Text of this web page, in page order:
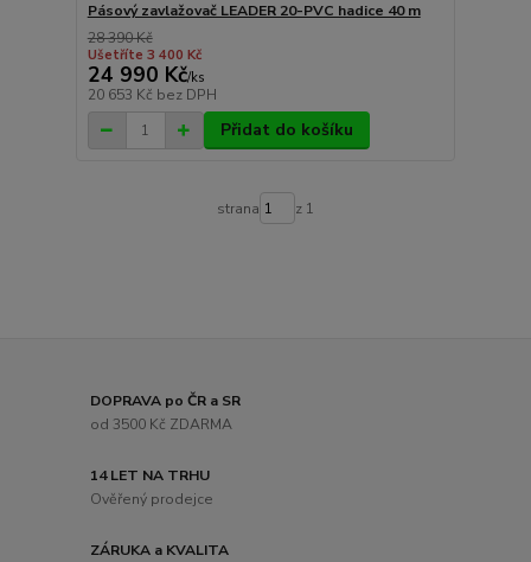
Pásový zavlažovač LEADER 20-PVC hadice 40 m
28 390 Kč
Ušetříte 3 400 Kč
24 990 Kč/ks
20 653 Kč bez DPH
Přidat do košíku
strana z 1
DOPRAVA po ČR a SR
od 3500 Kč ZDARMA
14 LET NA TRHU
Ověřený prodejce
ZÁRUKA a KVALITA